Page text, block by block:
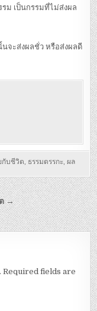
ม เป็นกรรมที่ไม่ส่งผล
นจะส่งผลชั่ว หรือส่งผลดี
บชีวิต ธรรมตรรกะ ผล
ต →
Required fields are